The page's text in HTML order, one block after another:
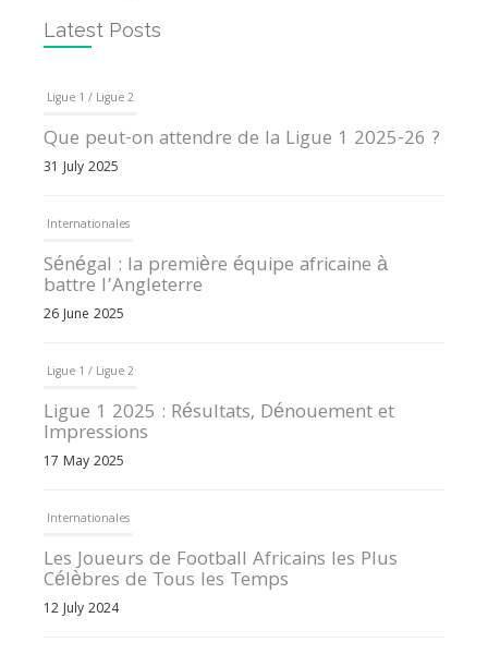
Latest Posts
Ligue 1 / Ligue 2
Que peut-on attendre de la Ligue 1 2025-26 ?
31 July 2025
Internationales
Sénégal : la première équipe africaine à
battre l’Angleterre
26 June 2025
Ligue 1 / Ligue 2
Ligue 1 2025 : Résultats, Dénouement et
Impressions
17 May 2025
Internationales
Les Joueurs de Football Africains les Plus
Célèbres de Tous les Temps
12 July 2024